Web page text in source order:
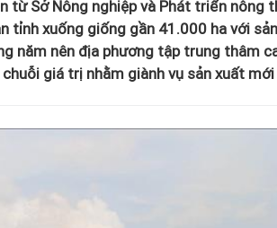
từ Sở Nông nghiệp và Phát triển nông
tỉnh xuống giống gần 41.000 ha với
năm nên địa phương tập trung thâm
giá trị nhằm giành vụ sản xuất